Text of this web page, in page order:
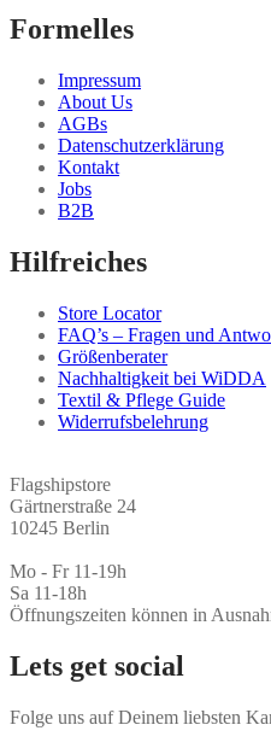
Formelles
Impressum
About Us
AGBs
Datenschutzerklärung
Kontakt
Jobs
B2B
Hilfreiches
Store Locator
FAQ’s – Fragen und
Größenberater
Nachhaltigkeit bei WiDDA
Textil & Pflege Guide
Widerrufsbelehrung
Flagshipstore
Gärtnerstraße 24
10245 Berlin
Mo - Fr 11-19h
Sa 11-18h
Öffnungszeiten können in
Lets get social
Folge uns auf Deinem liebsten